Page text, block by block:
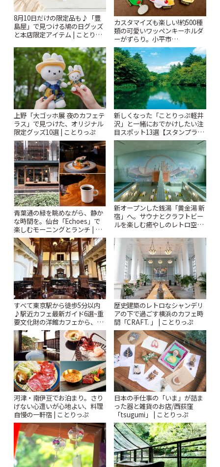
8月10日だけの限定品も♪「豊
島屋」で見つける鳩の日グッズ
と本店限定アイテム | ことりっ
カスタマイズも楽しい!約500種
類の可愛いワッペンキーホルダ
ーがずらり。小平市
「Kimamaya T&K」 | ことりっ
ぷ
上野「大ゴッホ展 夜のカフェテ
ラス」で見つけた、オリジナル
限定グッズ10選 | ことりっぷ
新しくなった「ことりっぷ軽井
沢」と一緒におでかけしたい注
目スポット13選【スタンプラリ
ー開催中】 | ことりっぷ
青葉通の緑を眺めながら、静か
な時間を。仙台「Echoes」で
楽しむモーニングとランチ | こ
とりっぷ
新オープンした銭湯「黄金湯 新
宿」へ。サウナとクラフトビー
ルを楽しむ癒やしのレトロ空間
すべて東京駅から徒歩5分以内
♪駅近カフェ最新ガイド6選~重
要文化財の洋館カフェから、改
札すぐのレトロ喫茶まで~ | こと
りっぷ
歴史建築のレトロなシャンデリ
アの下で過ごす横浜のカフェ時
間「CRAFT. 」 | ことりっぷ
河津・南伊豆でお泊まり。さり
げない心遣いが心地よい、料理
自慢の一軒宿 | ことりっぷ
日本の手仕事の「いま」が詰ま
った器と雑貨のお店/西荻窪
「tsugumi」 | ことりっぷ